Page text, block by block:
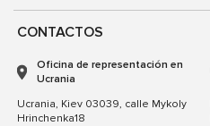
CONTACTOS
Oficina de representación en
Ucrania
Ucrania, Kiev 03039, calle Mykoly
Hrinchenka18